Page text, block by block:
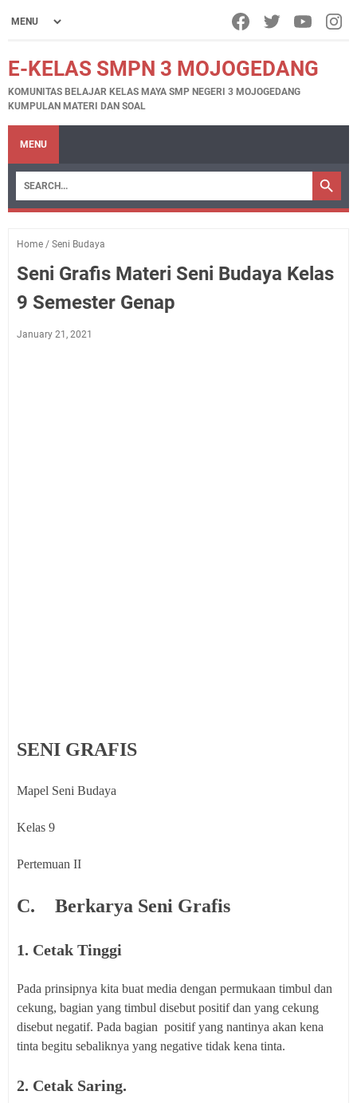
E-KELAS SMPN 3 MOJOGEDANG
KOMUNITAS BELAJAR KELAS MAYA SMP NEGERI 3 MOJOGEDANG
KUMPULAN MATERI DAN SOAL
MENU
Home / Seni Budaya
Seni Grafis Materi Seni Budaya Kelas
9 Semester Genap
January 21, 2021
SENI GRAFIS
Mapel Seni Budaya
Kelas 9
Pertemuan II
C. Berkarya Seni Grafis
1. Cetak Tinggi
Pada prinsipnya kita buat media dengan permukaan timbul dan
cekung, bagian yang timbul disebut positif dan yang cekung
disebut negatif. Pada bagian positif yang nantinya akan kena
tinta begitu sebaliknya yang negative tidak kena tinta.
2. Cetak Saring.